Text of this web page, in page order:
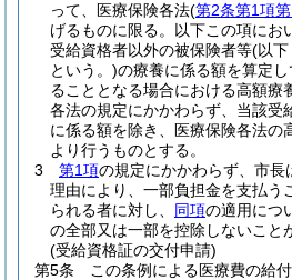
って、医療保険各法(第2条第1項
げるものに限る。以下この項にお
受給資格者以外の被保険者等(以下
という。)の療養に係る額を算定
ることとなる場合における高額療
各法の規定にかかわらず、当該受
に係る額を除き、医療保険各法の
より行うものとする。
3
第1項の規定にかかわらず、市
理由により、一部負担金を支払う
られる者に対し、 同項の適用につ
の全部又は一部を控除しないこと
(受給資格証の交付申請)
第5条
この条例による医療費の給